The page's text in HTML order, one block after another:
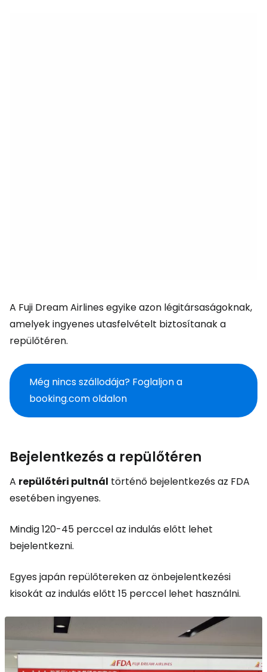
A Fuji Dream Airlines egyike azon légitársaságoknak,
amelyek ingyenes utasfelvételt biztosítanak a
repülőtéren.
Még nincs szállodája? Foglaljon a
booking.com oldalon
Bejelentkezés a repülőtéren
A repülőtéri pultnál történő bejelentkezés az FDA
esetében ingyenes.
Mindig 120-45 perccel az indulás előtt lehet
bejelentkezni.
Egyes japán repülőtereken az önbejelentkezési
kisokát az indulás előtt 15 perccel lehet használni.